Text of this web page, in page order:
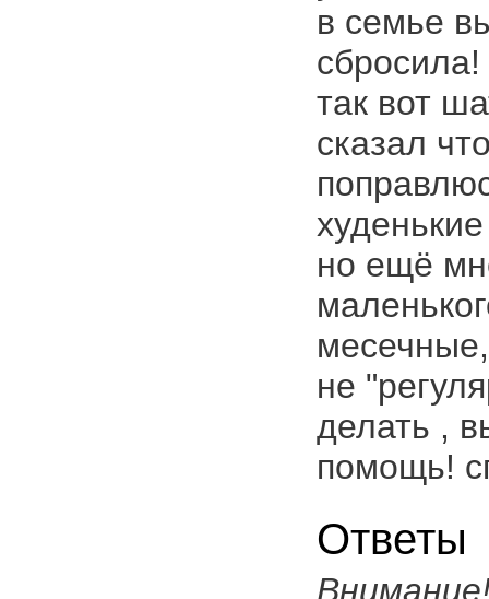
в семье
так вот
сказал
но ещё
не
делать ,
помощь!
Ответы